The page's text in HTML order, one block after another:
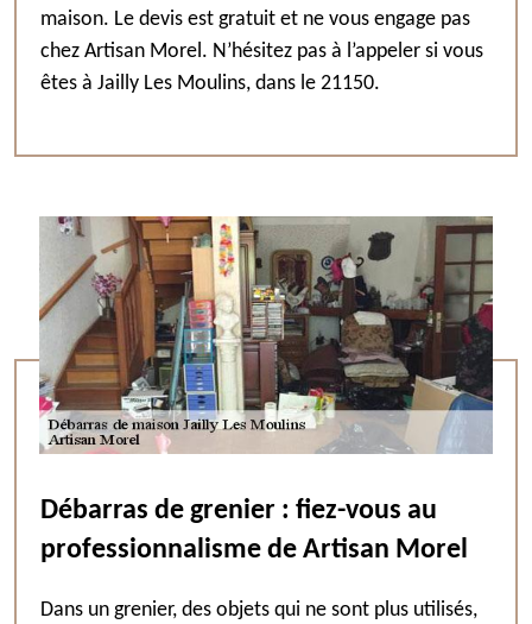
maison. Le devis est gratuit et ne vous engage pas
chez Artisan Morel. N’hésitez pas à l’appeler si vous
êtes à Jailly Les Moulins, dans le 21150.
Débarras de grenier : fiez-vous au
professionnalisme de Artisan Morel
Dans un grenier, des objets qui ne sont plus utilisés,